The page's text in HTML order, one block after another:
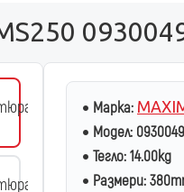
Марка:
Модел:
Тегло:14.00kg
Размери: